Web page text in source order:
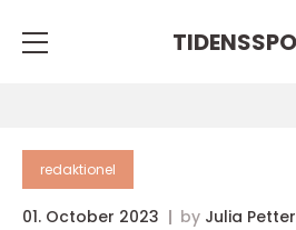
redaktionel
01. October 2023 by Julia